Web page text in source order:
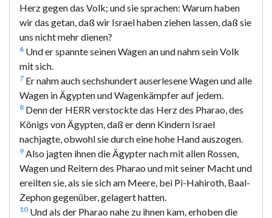
Herz gegen das Volk; und sie sprachen: Warum haben
wir das getan, daß wir Israel haben ziehen lassen, daß sie
uns nicht mehr dienen?
6 Und er spannte seinen Wagen an und nahm sein Volk
mit sich.
7 Er nahm auch sechshundert auserlesene Wagen und alle
Wagen in Ägypten und Wagenkämpfer auf jedem.
8 Denn der HERR verstockte das Herz des Pharao, des
Königs von Ägypten, daß er denn Kindern Israel
nachjagte, obwohl sie durch eine hohe Hand auszogen.
9 Also jagten ihnen die Ägypter nach mit allen Rossen,
Wagen und Reitern des Pharao und mit seiner Macht und
ereilten sie, als sie sich am Meere, bei Pi-Hahiroth, Baal-
Zephon gegenüber, gelagert hatten.
10Und als der Pharao nahe zu ihnen kam, erhoben die